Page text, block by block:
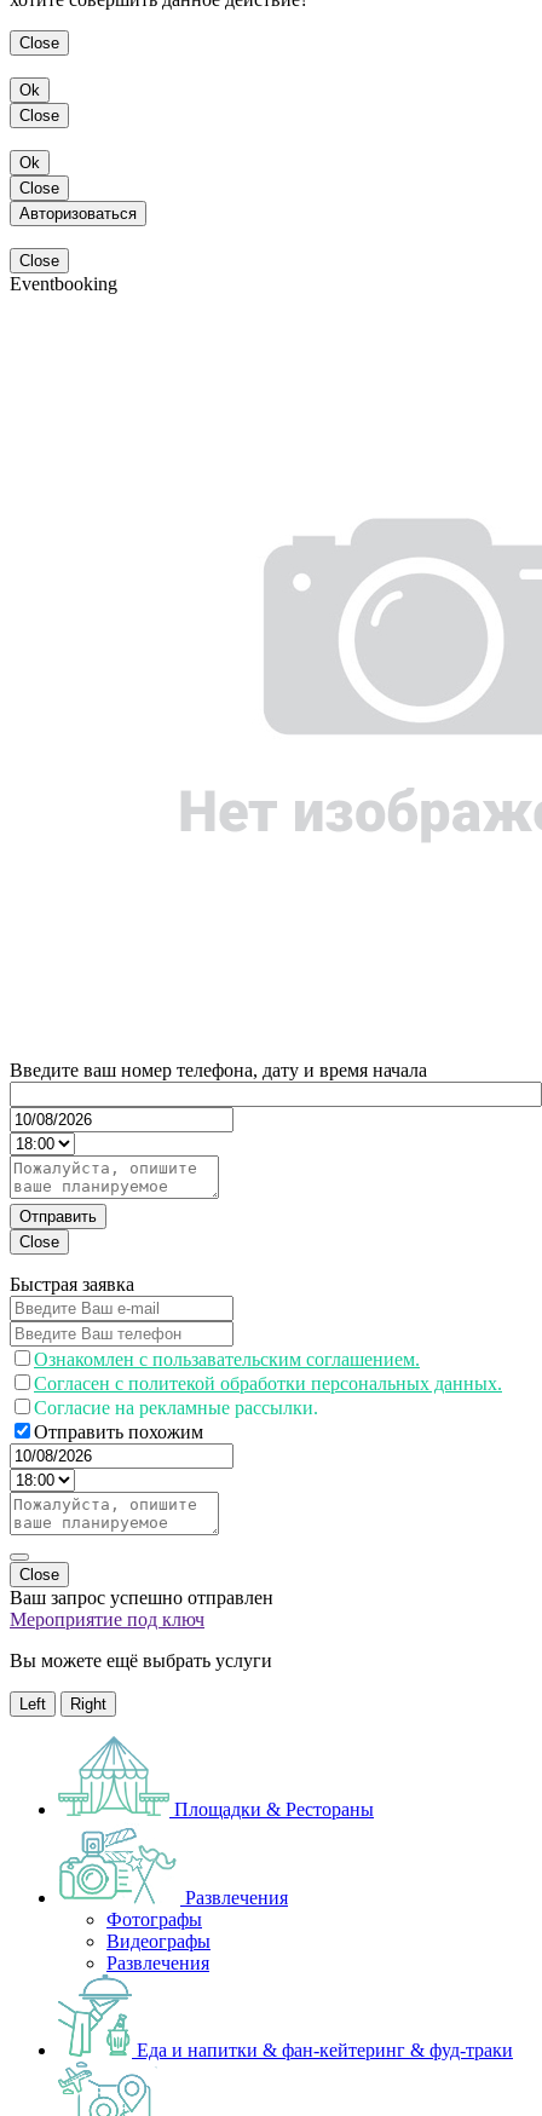
Close
Ok
Close
Ok
Close
Авторизоваться
Close
Eventbooking
Введите ваш номер телефона, дату и время начала
Отправить
Close
Быстрая заявка
Ознакомлен с пользавательским соглашением.
Согласен с политекой обработки персональных данных.
Согласие на рекламные рассылки.
Отправить похожим
Close
Ваш запрос успешно отправлен
Мероприятие под ключ
Вы можете ещё выбрать услуги
Left Right
Площадки & Рестораны
Развлечения
Фотографы
Видеографы
Развлечения
Еда и напитки & фан-кейтеринг & фуд-траки